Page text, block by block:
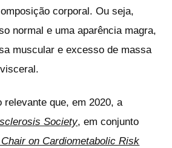
corporal. Ou seja,
normal e uma aparência magra,
muscular e excesso de massa
relevante que, em 2020, a
Society, em conjunto
on Cardiometabolic Risk